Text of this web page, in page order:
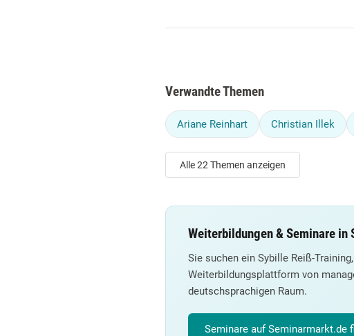
Verwandte Themen
Ariane Reinhart Christian Illek
Alle 22 Themen anzeigen
Weiterbildungen & Seminare in
Sie suchen ein Sybille Reiß-
Weiterbildungsplattform von
deutschsprachigen Raum.
Seminare auf Seminarmarkt.de